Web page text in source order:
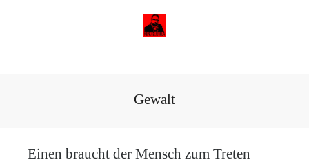
Gewalt
Einen braucht der Mensch zum Treten